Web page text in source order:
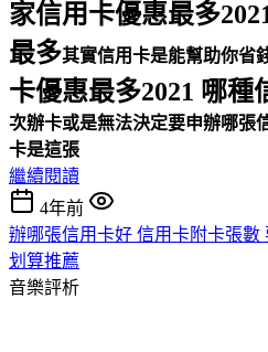
家信用卡優惠最多
最多其實信用卡是能幫助你省
卡優惠最多2021 哪種
次辦卡或是無法決定要申辦哪張
卡是這張
繼續閱讀
4年前
辦哪張信用卡好 信用卡附卡張數
划算推薦
音樂評析